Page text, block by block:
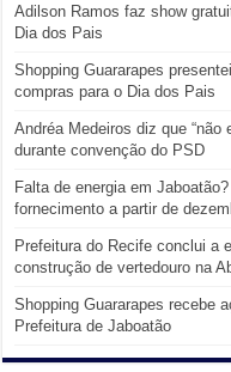
Adilson Ramos faz show
Dia dos Pais
Shopping Guararapes
compras para o Dia dos Pais
Andréa Medeiros diz que “não
durante convenção do PSD
Falta de energia em
fornecimento a partir de
Prefeitura do Recife conclui a
construção de vertedouro na
Shopping Guararapes recebe
Prefeitura de Jaboatão